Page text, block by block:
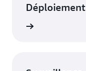
Déploiement